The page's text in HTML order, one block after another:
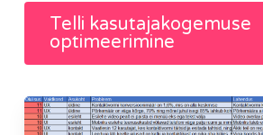
Telli kasutajakogemuse
optimeerimine